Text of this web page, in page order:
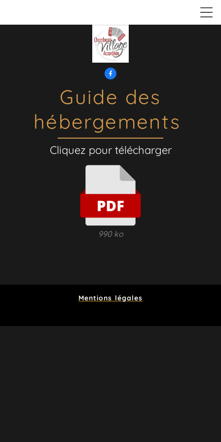

Guide des
hébergements
Cliquez pour télécharger
990 ko
Mentions légales